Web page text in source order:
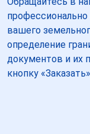
вашего
определение
документов и их
кнопку